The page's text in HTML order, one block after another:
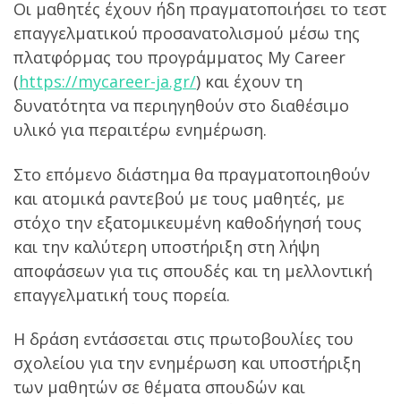
Οι μαθητές έχουν ήδη πραγματοποιήσει το τεστ
επαγγελματικού προσανατολισμού μέσω της
πλατφόρμας του προγράμματος My Career
(https://mycareer-ja.gr/) και έχουν τη
δυνατότητα να περιηγηθούν στο διαθέσιμο
υλικό για περαιτέρω ενημέρωση.
Στο επόμενο διάστημα θα πραγματοποιηθούν
και ατομικά ραντεβού με τους μαθητές, με
στόχο την εξατομικευμένη καθοδήγησή τους
και την καλύτερη υποστήριξη στη λήψη
αποφάσεων για τις σπουδές και τη μελλοντική
επαγγελματική τους πορεία.
Η δράση εντάσσεται στις πρωτοβουλίες του
σχολείου για την ενημέρωση και υποστήριξη
των μαθητών σε θέματα σπουδών και